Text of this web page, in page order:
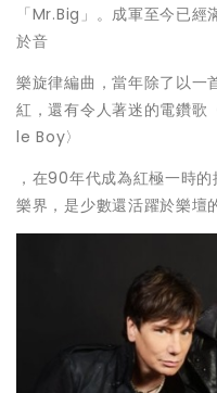
「Mr.Big」。成軍至今已
於音
樂旋律編曲，當年除了以一
紅，還有令人著迷的電鑽
le Boy〉
，在90年代成為紅極一時
樂界，是少數還活躍於樂壇